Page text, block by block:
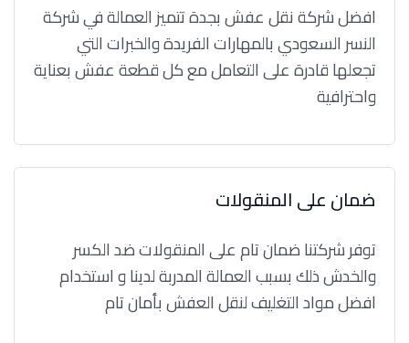
افضل شركة نقل عفش بجدة تتميز العمالة في شركة
النسر السعودي بالمهارات الفريدة والخبرات التي
تجعلها قادرة على التعامل مع كل قطعة عفش بعناية
واحترافية
ضمان على المنقولات
توفر شركتنا ضمان تام على المنقولات ضد الكسر
والخدش ذلك بسبب العمالة المدربة لدينا و استخدام
افضل مواد التغليف لنقل العفش بأمان تام